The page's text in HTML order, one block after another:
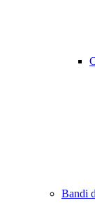
Bandi